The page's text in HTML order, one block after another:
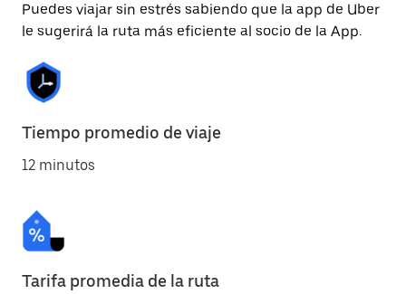
Puedes viajar sin estrés sabiendo que la app de Uber
le sugerirá la ruta más eficiente al socio de la App.
Tiempo promedio de viaje
12 minutos
Tarifa promedia de la ruta